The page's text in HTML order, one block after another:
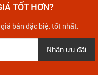
TỐT HƠN?
bán đặc biệt tốt nhất.
Nhận ưu đãi